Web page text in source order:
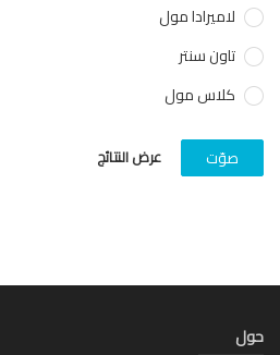
لاميرادا مول
تاون سنتر
كلاس مول
عرض النتائج